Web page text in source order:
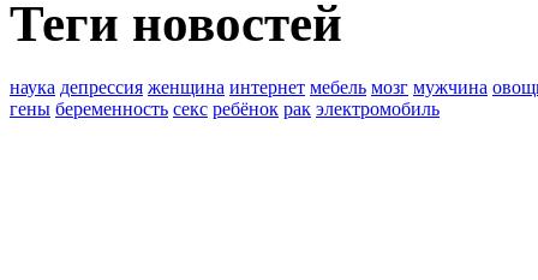
Теги новостей
наука депрессия женщина интернет мебель мозг мужчина
гены беременность секс ребёнок рак электромобиль